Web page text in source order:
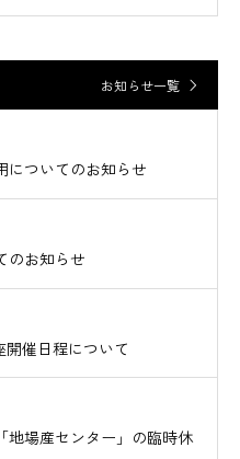
お知らせ一覧
についてのお知らせ
のお知らせ
催日程について
地場産センター」の臨時休